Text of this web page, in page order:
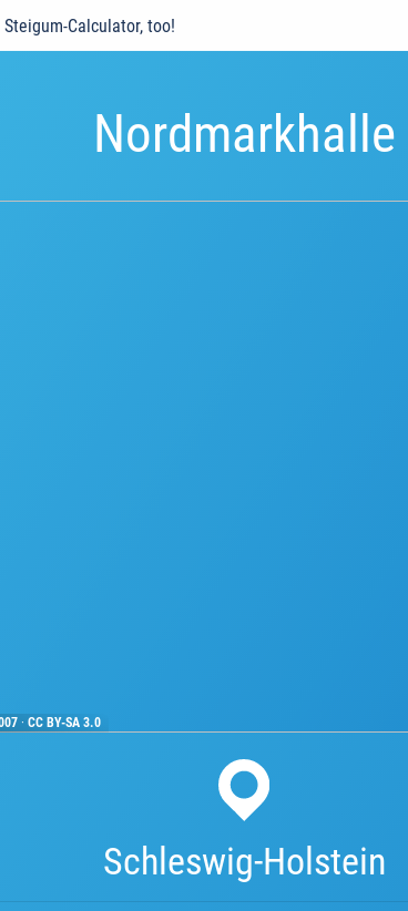
Calculator, too!
Nordmarkhalle
·CC BY-SA 3.0
Schleswig-Holstein